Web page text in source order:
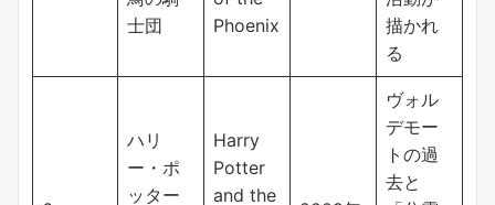
士団
Phoenix
描かれ
る
ハリ
ー・ポ
ッター
Harry
Potter
and the
ヴォル
デモー
トの過
去と